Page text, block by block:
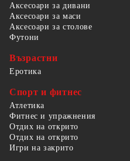
Аксесоари за дивани
Аксесоари за маси
Аксесоари за столове
Футони
Възрастни
Еротика
Спорт и фитнес
Атлетика
Фитнес и упражнения
Отдих на открито
Отдих на открито
Игри на закрито